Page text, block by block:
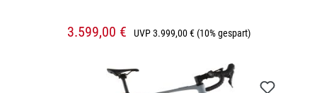
3.599,00 € UVP3.999,00 € (10% gespart)